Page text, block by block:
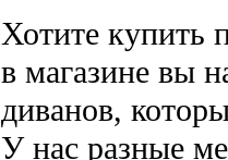
Хотите купить
в магазине вы
диванов,
У нас разные